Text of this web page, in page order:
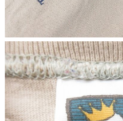
Search by Period年代から探す
90年代 80年代
60年代 50年代